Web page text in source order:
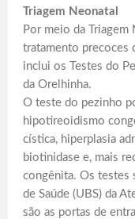
Triagem Neonatal
Por meio da
tratamento precoces
inclui os Testes do
da Orelhinha.
O teste do pezinho
hipotireoidismo
cística, hiperplasia
biotinidase e, mais
congênita. Os testes
de Saúde (UBS) da
são as portas de